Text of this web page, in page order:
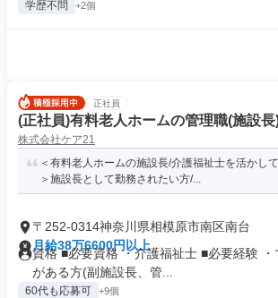
学歴不問 +2個
正社員
(正社員)有料老人ホームの管理職(施設長
株式会社ケア21
＜有料老人ホームの施設長/介護福祉士を活かし
＞施設長として勤務されたい方/...
〒252-0314神奈川県相模原市南区南台
月給38万6600円以上
資格 ■必要資格 ・介護福祉士 ■必要経験
がある方(副施設長、管...
60代も応募可 +9個